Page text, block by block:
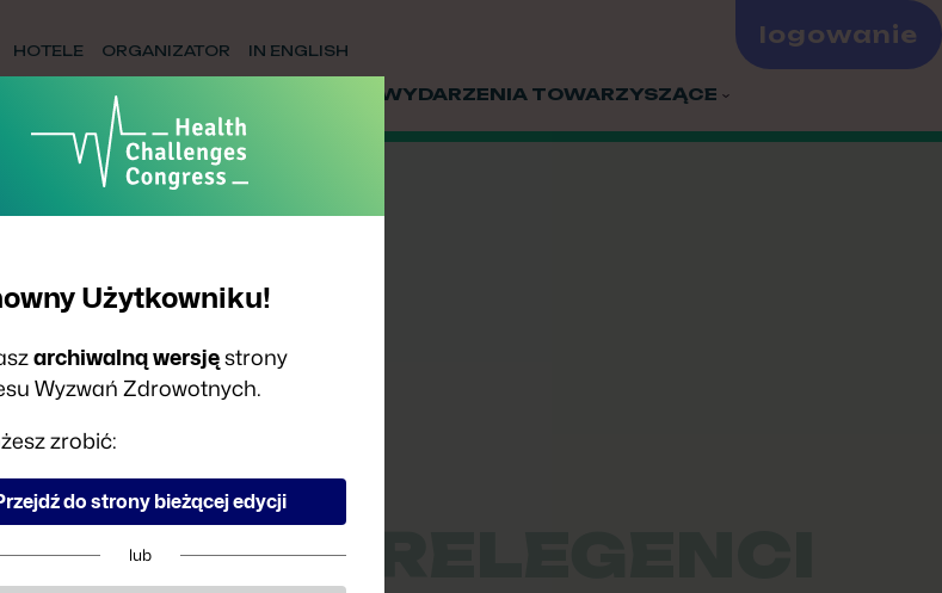
HOTELE ORGANIZATOR IN ENGLISH
PARTNERZY WYDARZENIA TOWARZYSZĄCE
logowanie
PRELEGENCI
Użytkowniku!
archiwalną wersjęstrony
Wyzwań Zdrowotnych.
zrobić:
do strony bieżącej edycji
lub